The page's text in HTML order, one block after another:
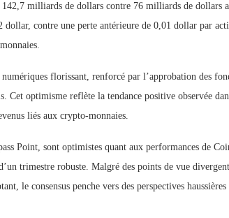
142,7 milliards de dollars contre 76 milliards de dollars
contre une perte antérieure de 0,01 dollar par
florissant, renforcé par l’approbation des
optimisme reflète la tendance positive observée
liés aux crypto-monnaies.
Point, sont optimistes quant aux performances de
trimestre robuste. Malgré des points de vue
le consensus penche vers des perspectives